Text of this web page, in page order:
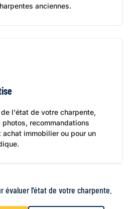
anciennes.
l'état de votre charpente,
recommandations
immobilier ou pour un
évaluer l'état de votre charpente.